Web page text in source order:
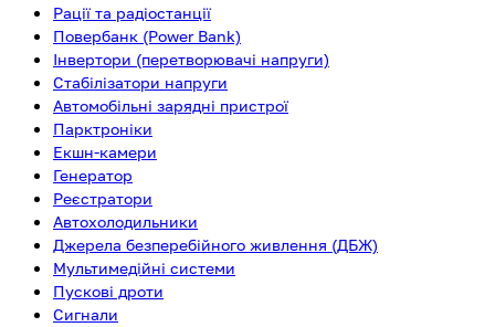
Рації та радіостанції
Повербанк (Power Bank)
Інвертори (перетворювачі напруги)
Стабілізатори напруги
Автомобільні зарядні пристрої
Парктроніки
Екшн-камери
Генератор
Реєстратори
Автохолодильники
Джерела безперебійного живлення (ДБЖ)
Мультимедійні системи
Пускові дроти
Сигнали